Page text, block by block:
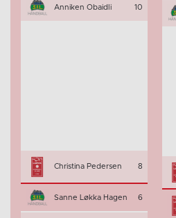
Anniken Obaidli 10
Christina Pedersen 8
Sanne Løkka Hagen 6